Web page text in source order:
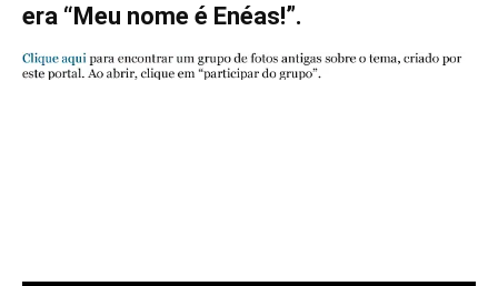
era “Meu nome é Enéas!”.